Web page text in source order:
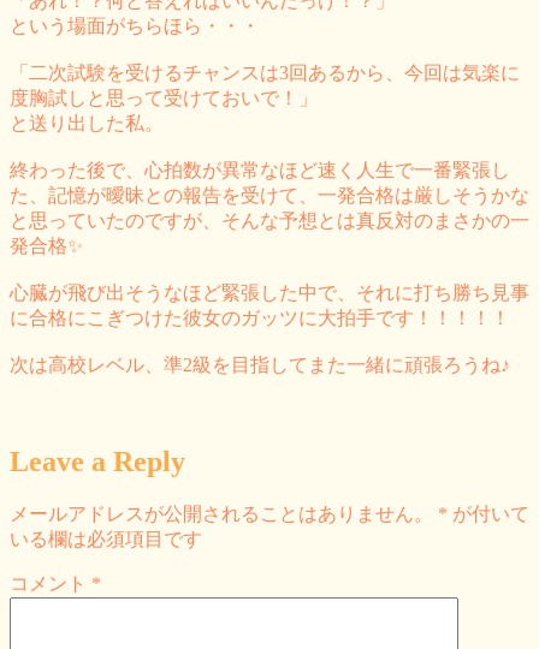
という場面がちらほら・・・
「二次試験を受けるチャンスは3回あるから、今回は気楽に
度胸試しと思って受けておいで！」
と送り出した私。
終わった後で、心拍数が異常なほど速く人生で一番緊張し
た、記憶が曖昧との報告を受けて、一発合格は厳しそうかな
と思っていたのですが、そんな予想とは真反対のまさかの一
発合格✨
心臓が飛び出そうなほど緊張した中で、それに打ち勝ち見事
に合格にこぎつけた彼女のガッツに大拍手です！！！！！
次は高校レベル、準2級を目指してまた一緒に頑張ろうね♪
Leave a Reply
メールアドレスが公開されることはありません。 * が付いて
いる欄は必須項目です
コメント *